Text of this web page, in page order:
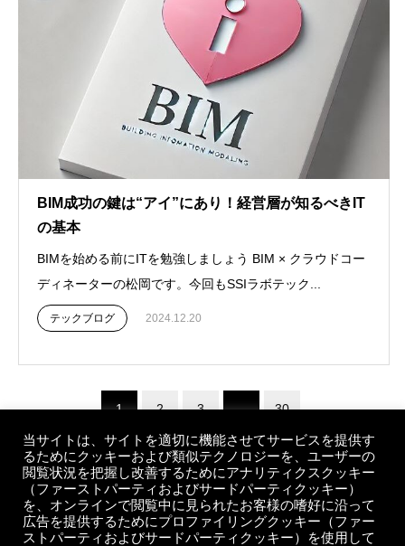
BIM成功の鍵は“アイ”にあり！経営層が知るべきIT
の基本
BIMを始める前にITを勉強しましょう BIM × クラウドコー
ディネーターの松岡です。今回もSSIラボテック...
テックブログ 2024.12.20
1 2 3 … 30
当サイトは、サイトを適切に機能させてサービスを提供す
るためにクッキーおよび類似テクノロジーを、ユーザーの
閲覧状況を把握し改善するためにアナリティクスクッキー
（ファーストパーティおよびサードパーティクッキー）
を、オンラインで閲覧中に見られたお客様の嗜好に沿って
広告を提供するためにプロファイリングクッキー（ファー
ストパーティおよびサードパーティクッキー）を使用して